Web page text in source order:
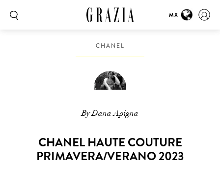
MX
CHANEL
By Dana Apigna
CHANEL HAUTE COUTURE
PRIMAVERA/VERANO 2023